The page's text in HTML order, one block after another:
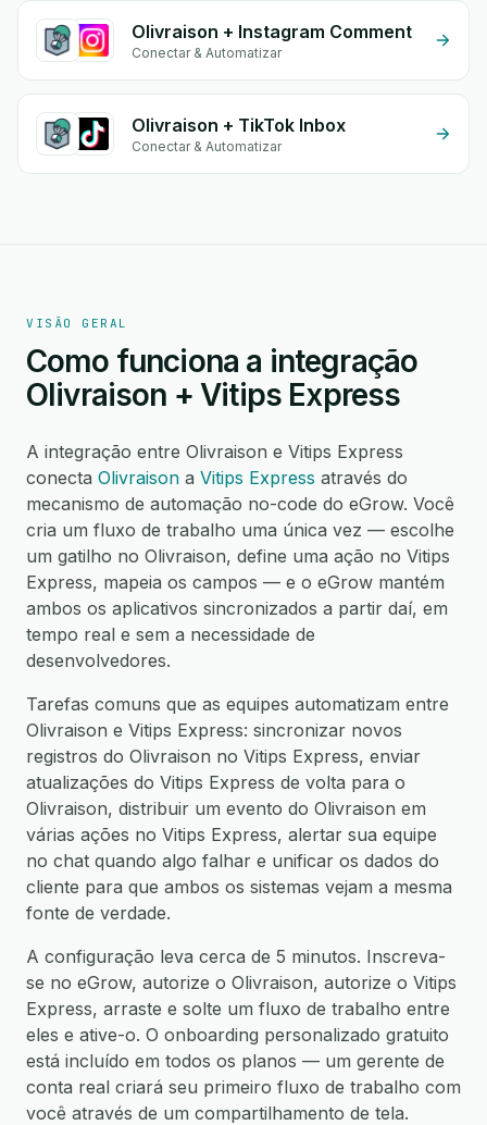
Olivraison + Instagram Comment
Conectar & Automatizar
Olivraison + TikTok Inbox
Conectar & Automatizar
VISÃO GERAL
Como funciona a integração
Olivraison + Vitips Express
A integração entre Olivraison e Vitips Express
conecta Olivraison a Vitips Express através do
mecanismo de automação no-code do eGrow. Você
cria um fluxo de trabalho uma única vez — escolhe
um gatilho no Olivraison, define uma ação no Vitips
Express, mapeia os campos — e o eGrow mantém
ambos os aplicativos sincronizados a partir daí, em
tempo real e sem a necessidade de
desenvolvedores.
Tarefas comuns que as equipes automatizam entre
Olivraison e Vitips Express: sincronizar novos
registros do Olivraison no Vitips Express, enviar
atualizações do Vitips Express de volta para o
Olivraison, distribuir um evento do Olivraison em
várias ações no Vitips Express, alertar sua equipe
no chat quando algo falhar e unificar os dados do
cliente para que ambos os sistemas vejam a mesma
fonte de verdade.
A configuração leva cerca de 5 minutos. Inscreva-
se no eGrow, autorize o Olivraison, autorize o Vitips
Express, arraste e solte um fluxo de trabalho entre
eles e ative-o. O onboarding personalizado gratuito
está incluído em todos os planos — um gerente de
conta real criará seu primeiro fluxo de trabalho com
você através de um compartilhamento de tela.